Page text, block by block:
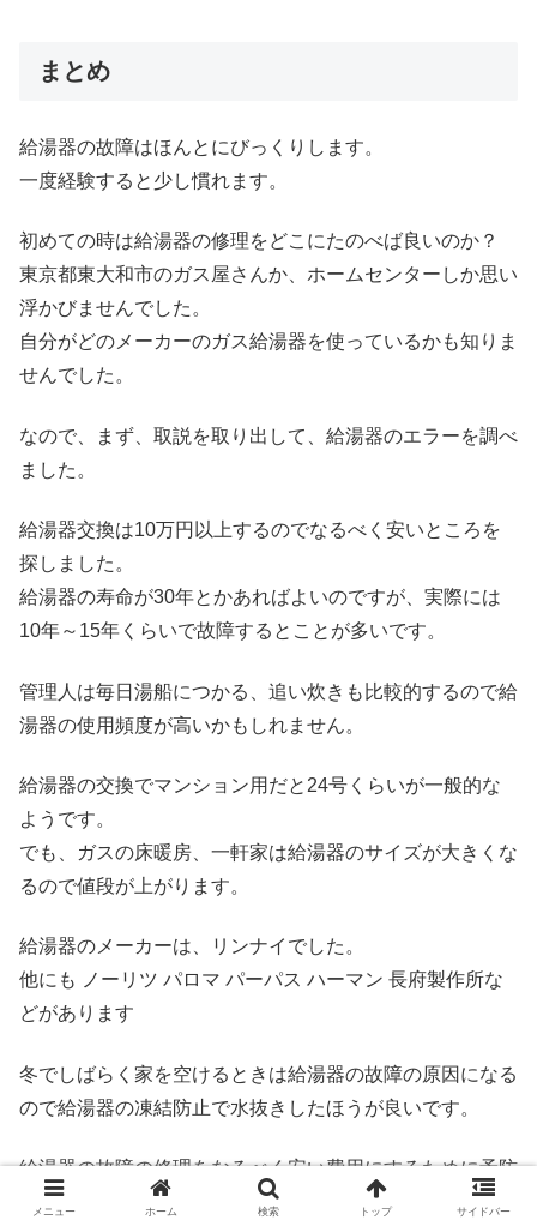
まとめ
給湯器の故障はほんとにびっくりします。
一度経験すると少し慣れます。
初めての時は給湯器の修理をどこにたのべば良いのか？
東京都東大和市のガス屋さんか、ホームセンターしか思い
浮かびませんでした。
自分がどのメーカーのガス給湯器を使っているかも知りま
せんでした。
なので、まず、取説を取り出して、給湯器のエラーを調べ
ました。
給湯器交換は10万円以上するのでなるべく安いところを
探しました。
給湯器の寿命が30年とかあればよいのですが、実際には
10年～15年くらいで故障するとことが多いです。
管理人は毎日湯船につかる、追い炊きも比較的するので給
湯器の使用頻度が高いかもしれません。
給湯器の交換でマンション用だと24号くらいが一般的な
ようです。
でも、ガスの床暖房、一軒家は給湯器のサイズが大きくな
るので値段が上がります。
給湯器のメーカーは、リンナイでした。
他にも ノーリツ パロマ パーパス ハーマン 長府製作所な
どがあります
冬でしばらく家を空けるときは給湯器の故障の原因になる
ので給湯器の凍結防止で水抜きしたほうが良いです。
給湯器の故障の修理をなるべく安い費用にするために予防
措置がとても大事です。
メニュー ホーム 検索 トップ サイドバー